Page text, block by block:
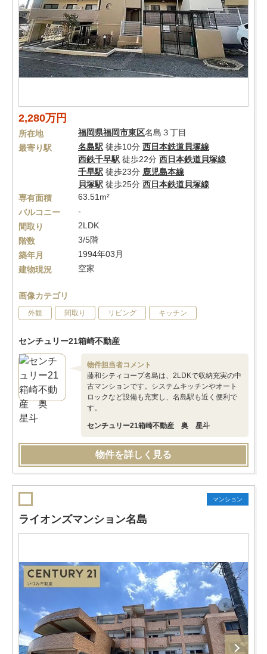
2,280万円
所在地 福岡県福岡市東区名島３丁目
最寄り駅
名島駅 徒歩10分 西日本鉄道貝塚線
西鉄千早駅 徒歩22分 西日本鉄道貝塚線
千早駅 徒歩23分 鹿児島本線
貝塚駅 徒歩25分 西日本鉄道貝塚線
専有面積
63.51m²
バルコニー
-
間取り
2LDK
階数
3/5階
築年月
1994年03月
建物現況
空家
画像カテゴリ
外観 間取り リビング キッチン
センチュリー21箱崎不動産
物件担当者コメント
藤和シティコープ名島は、2LDKで収納充実の中
古マンションです。システムキッチンやオート
ロックなど設備も充実し、名島駅も近く便利で
す。
センチュリー21箱崎不動産 奥 星斗
物件を詳しく見る
マンション
ライオンズマンション名島